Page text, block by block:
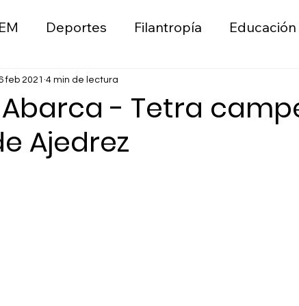
Deportes Filantropía Educación
Liderazgo
Moda Sostenibilidad Ambiental
- Tetra
Ajedrez
feb 2021 4 min de lectura